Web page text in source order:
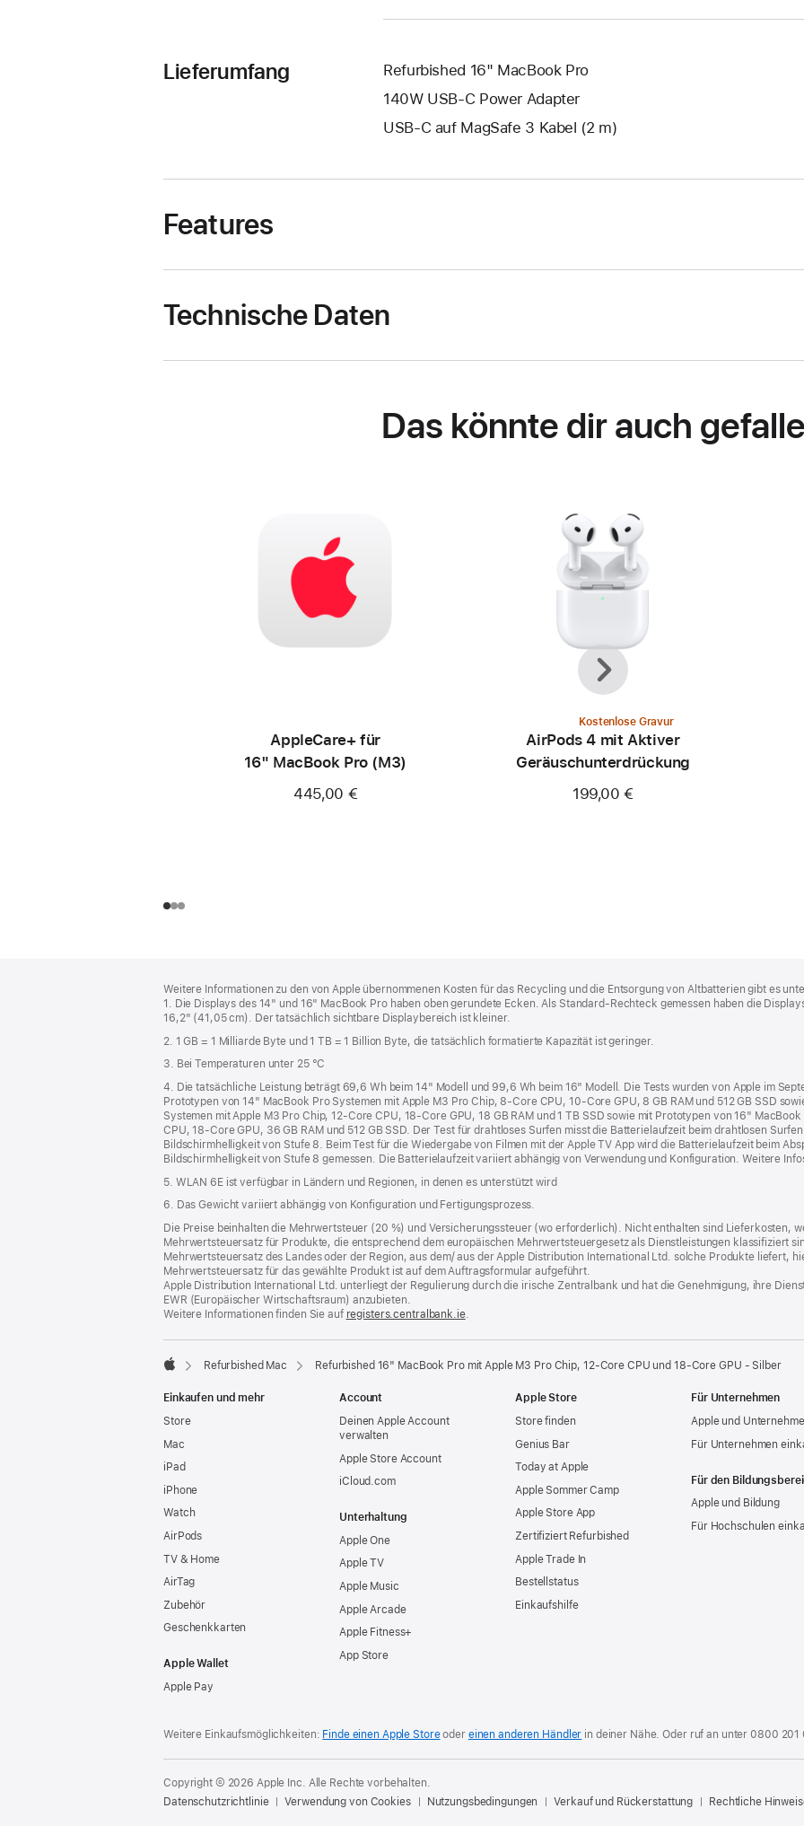
Lieferumfang
Refurbished 16" MacBook Pro
140W USB‑C Power Adapter
USB‑C auf MagSafe 3 Kabel (2 m)
Features
Technische Daten
Das könnte dir auch
AppleCare+ für
16" MacBook Pro (M3)
445,00 €
Kostenlose Gravur
AirPods 4 mit Aktiver
Geräusch­unter­drückung
199,00 €
Zurück
Weiter
Weitere Informationen zu den von Apple übernommenen Kosten für das Recycling und die Entsorgung von Altbatterien gibt es
1. Die Displays des 14" und 16" MacBook Pro haben oben gerundete Ecken. Als Standard-Rechteck gemessen haben die
16,2" (41,05 cm). Der tatsächlich sichtbare Displaybereich ist kleiner.
2. 1 GB = 1 Milliarde Byte und 1 TB = 1 Billion Byte, die tatsächlich formatierte Kapazität ist geringer.
3. Bei Temperaturen unter 25 °C
4. Die tatsächliche Leistung beträgt 69,6 Wh beim 14" Modell und 99,6 Wh beim 16" Modell. Die Tests wurden von Apple im
Prototypen von 14" MacBook Pro Systemen mit Apple M3 Pro Chip, 8‑Core CPU, 10‑Core GPU, 8 GB RAM und 512 GB SSD
Systemen mit Apple M3 Pro Chip, 12‑Core CPU, 18‑Core GPU, 18 GB RAM und 1 TB SSD sowie mit Prototypen von 16"
CPU, 18‑Core GPU, 36 GB RAM und 512 GB SSD. Der Test für drahtloses Surfen misst die Batterielaufzeit beim drahtlosen
Bildschirmhelligkeit von Stufe 8. Beim Test für die Wiedergabe von Filmen mit der Apple TV App wird die Batterielaufzeit beim
Bildschirmhelligkeit von Stufe 8 gemessen. Die Batterielaufzeit variiert abhängig von Verwendung und Konfiguration. Weitere
5. WLAN 6E ist verfügbar in Ländern und Regionen, in denen es unterstützt wird
6. Das Gewicht variiert abhängig von Konfiguration und Fertigungsprozess.
Die Preise beinhalten die Mehrwertsteuer (20 %) und Versicherungssteuer (wo erforderlich). Nicht enthalten sind Lieferkosten,
Mehrwertsteuersatz für Produkte, die entsprechend dem europäischen Mehrwertsteuergesetz als Dienstleistungen klassifiziert
Mehrwertsteuersatz des Landes oder der Region, aus dem/ aus der Apple Distribution International Ltd. solche Produkte liefert,
Mehrwertsteuersatz für das gewählte Produkt ist auf dem Auftragsformular aufgeführt.
Apple Distribution International Ltd. unterliegt der Regulierung durch die irische Zentralbank und hat die Genehmigung, ihre
EWR (Europäischer Wirtschaftsraum) anzubieten.
Weitere Informationen finden Sie auf registers.centralbank.ie(Öffnet
neues
Fenster)
.
Refurbished Mac Refurbished 16" MacBook Pro mit Apple M3 Pro Chip, 12‑Core CPU und 18‑Core GPU - Silber
Einkaufen und mehr
Store
Mac
iPad
iPhone
Watch
AirPods
TV & Home
AirTag
Zubehör
Geschenkkarten
Apple Wallet
Apple Pay
Account
Deinen Apple Account
verwalten
Apple Store Account
iCloud.com
Unterhaltung
Apple One
Apple TV
Apple Music
Apple Arcade
Apple Fitness+
App Store
Apple Store
Store finden
Genius Bar
Today at Apple
Apple Sommer Camp
Apple Store App
Zertifiziert Refurbished
Apple Trade In
Bestellstatus
Einkaufshilfe
Für Unternehmen
Apple und
Für Unternehmen
Für den
Apple und Bildung
Für Hochschulen
Weitere Einkaufsmöglichkeiten: Finde einen Apple Storeoder einen anderen Händler in deiner Nähe. Oder ruf an unter0800 201
Copyright © 2026 Apple Inc. Alle Rechte vorbehalten.
Datenschutzrichtlinie
Verwendung von Cookies Nutzungsbedingungen Verkauf und Rückerstattung Rechtliche